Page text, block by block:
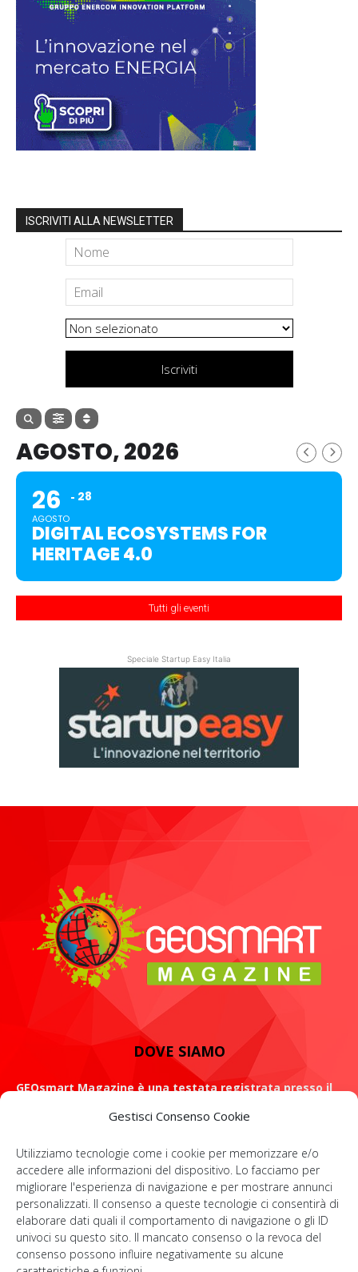
Gestisci Consenso Cookie
Utilizziamo tecnologie come i cookie per memorizzare e/o
accedere alle informazioni del dispositivo. Lo facciamo per
migliorare l'esperienza di navigazione e per mostrare annunci
personalizzati. Il consenso a queste tecnologie ci consentirà di
elaborare dati quali il comportamento di navigazione o gli ID
univoci su questo sito. Il mancato consenso o la revoca del
consenso possono influire negativamente su alcune
ISCRIVITI ALLA NEWSLETTER
Iscriviti
AGOSTO, 2026
26
AGOSTO
28
DIGITAL ECOSYSTEMS FOR
HERITAGE 4.0
Tutti gli eventi
Speciale Startup Easy Italia
DOVE SIAMO
GEOsmart Magazine è una testata registrata presso il
ROMA: Via Casilina 98, 00182
Contattaci:info@geosmartmagazine.it
SOCIAL